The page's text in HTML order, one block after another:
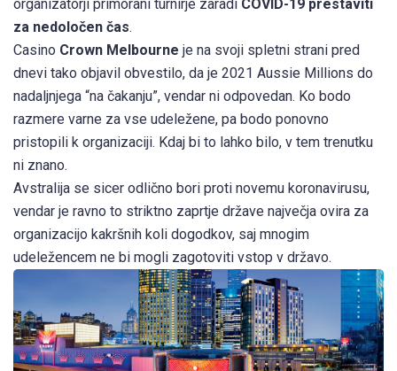
organizatorji primorani turnirje zaradi COVID-19 prestaviti
za nedoločen čas.
Casino Crown Melbourne je na svoji spletni strani pred
dnevi tako objavil obvestilo, da je 2021 Aussie Millions do
nadaljnjega “na čakanju”, vendar ni odpovedan. Ko bodo
razmere varne za vse udeležene, pa bodo ponovno
pristopili k organizaciji. Kdaj bi to lahko bilo, v tem trenutku
ni znano.
Avstralija se sicer odlično bori proti novemu koronavirusu,
vendar je ravno to striktno zaprtje države največja ovira za
organizacijo kakršnih koli dogodkov, saj mnogim
udeležencem ne bi mogli zagotoviti vstop v državo.